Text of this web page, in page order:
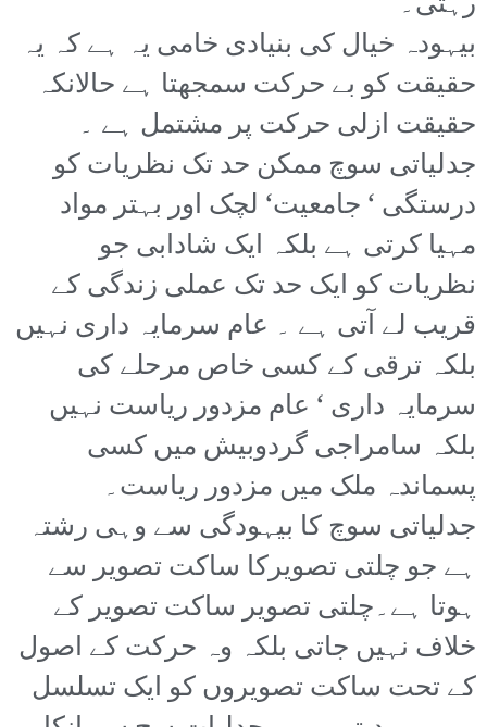
بیہودہ خیال کی بنیادی خامی یہ ہے کہ یہ
حقیقت کو بے حرکت سمجھتا ہے حالانکہ
حقیقت ازلی حرکت پر مشتمل ہے ۔
جدلیاتی سوچ ممکن حد تک نظریات کو
درستگی ‘ جامعیت‘ لچک اور بہتر مواد
مہیا کرتی ہے بلکہ ایک شادابی جو
نظریات کو ایک حد تک عملی زندگی کے
قریب لے آتی ہے ۔ عام سرمایہ داری نہیں
بلکہ ترقی کے کسی خاص مرحلے کی
سرمایہ داری ‘ عام مزدور ریاست نہیں
بلکہ سامراجی گردوبیش میں کسی
پسماندہ ملک میں مزدور ریاست۔
جدلیاتی سوچ کا بیہودگی سے وہی رشتہ
ہے جو چلتی تصویرکا ساکت تصویر سے
ہوتا ہے۔چلتی تصویر ساکت تصویر کے
خلاف نہیں جاتی بلکہ وہ حرکت کے اصول
کے تحت ساکت تصویروں کو ایک تسلسل